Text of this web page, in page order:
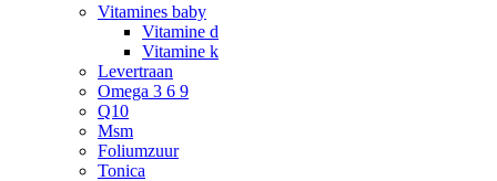
Vitamines baby
Vitamine d
Vitamine k
Levertraan
Omega 3 6 9
Q10
Msm
Foliumzuur
Tonica